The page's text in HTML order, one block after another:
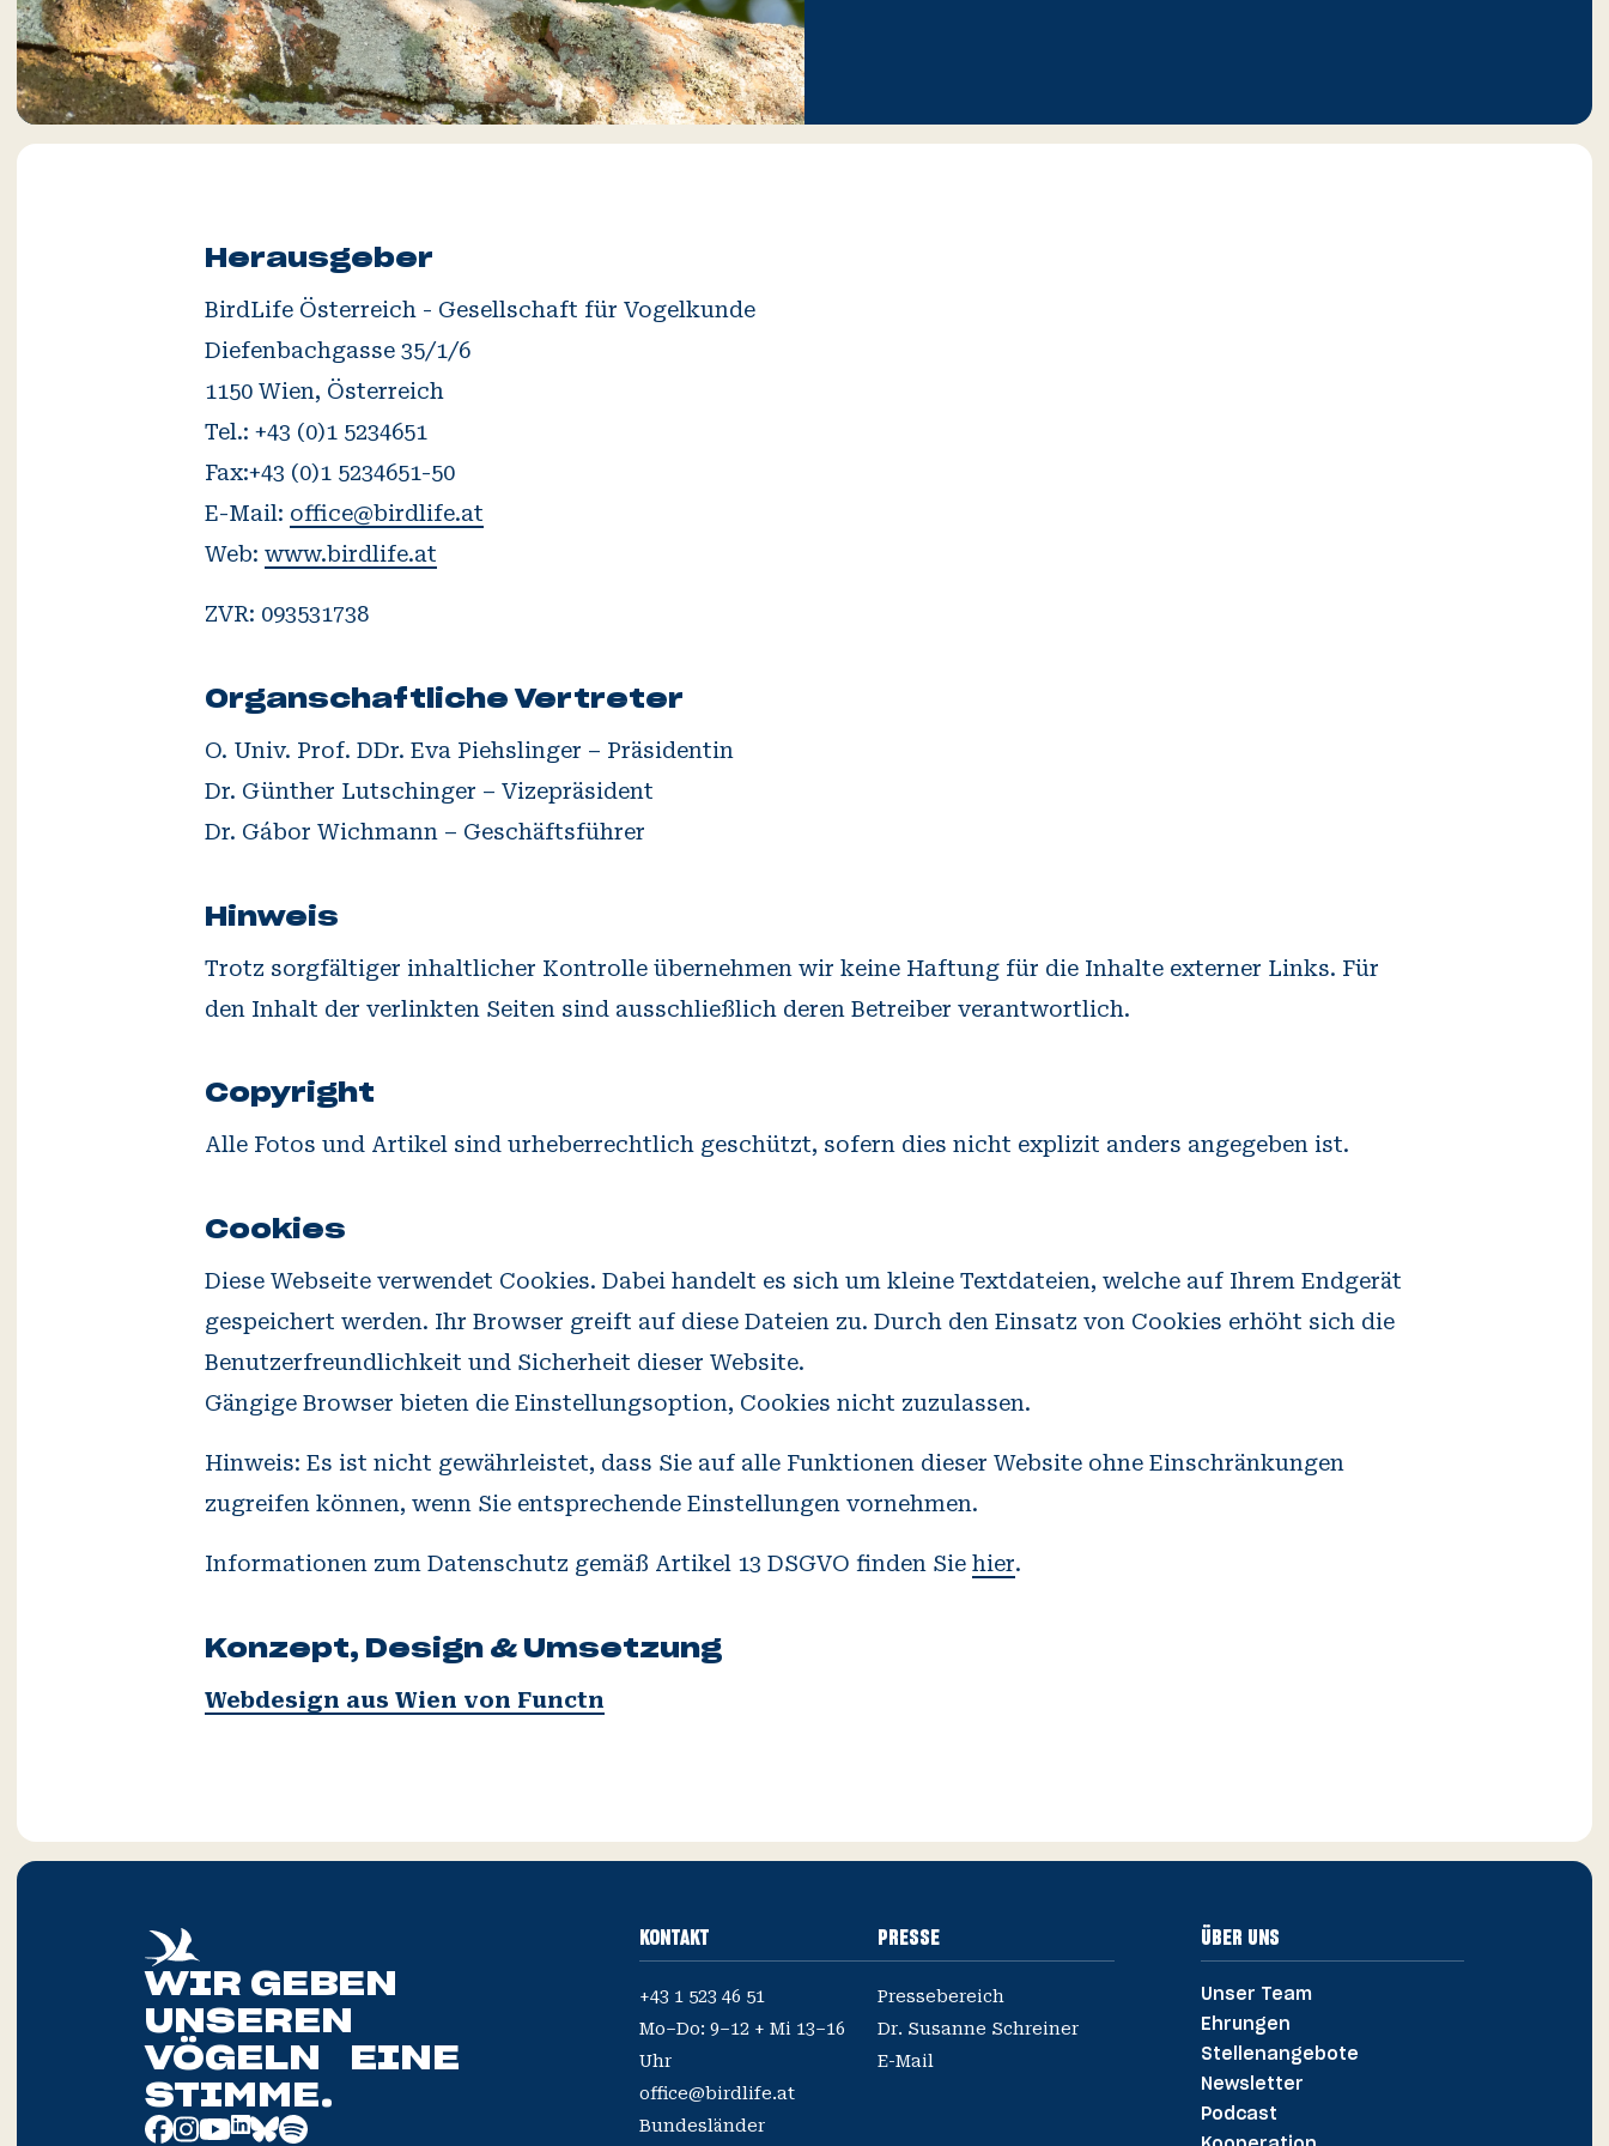
Herausgeber
BirdLife Österreich - Gesellschaft für Vogelkunde
Diefenbachgasse 35/1/6
1150 Wien, Österreich
Tel.: +43 (0)1 5234651
Fax:+43 (0)1 5234651-50
E-Mail: office@birdlife.at
Web: www.birdlife.at
ZVR: 093531738
Organschaftliche Vertreter
O. Univ. Prof. DDr. Eva Piehslinger – Präsidentin
Dr. Günther Lutschinger – Vizepräsident
Dr. Gábor Wichmann – Geschäftsführer
Hinweis
Trotz sorgfältiger inhaltlicher Kontrolle übernehmen wir keine Haftung für die Inhalte externer Links. Für
den Inhalt der verlinkten Seiten sind ausschließlich deren Betreiber verantwortlich.
Copyright
Alle Fotos und Artikel sind urheberrechtlich geschützt, sofern dies nicht explizit anders angegeben ist.
Cookies
Diese Webseite verwendet Cookies. Dabei handelt es sich um kleine Textdateien, welche auf Ihrem Endgerät
gespeichert werden. Ihr Browser greift auf diese Dateien zu. Durch den Einsatz von Cookies erhöht sich die
Benutzerfreundlichkeit und Sicherheit dieser Website.
Gängige Browser bieten die Einstellungsoption, Cookies nicht zuzulassen.
Hinweis: Es ist nicht gewährleistet, dass Sie auf alle Funktionen dieser Website ohne Einschränkungen
zugreifen können, wenn Sie entsprechende Einstellungen vornehmen.
Informationen zum Datenschutz gemäß Artikel 13 DSGVO finden Sie hier.
Konzept, Design & Umsetzung
Webdesign aus Wien von Functn
WIR GEBEN
UNSEREN
VÖGELN EINE
STIMME.
KONTAKT
+43 1 523 46 51
Mo–Do: 9–12 + Mi 13–16
office@birdlife.at
Bundesländer
PRESSE
Pressebereich
Dr. Susanne Schreiner
E-Mail
ÜBER UNS
Unser Team
Ehrungen
Stellenangebote
Newsletter
Podcast